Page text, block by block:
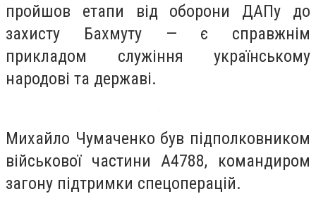
пройшов етапи від оборони ДАПу до
захисту Бахмуту — є справжнім
прикладом служіння українському
народові та державі.
Михайло Чумаченко був підполковником
військової частини А4788, командиром
загону підтримки спецоперацій.